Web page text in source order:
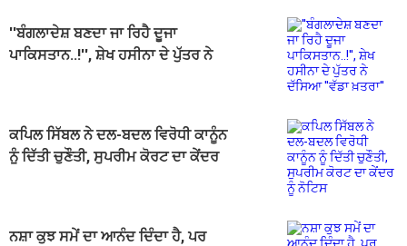
''ਬੰਗਲਾਦੇਸ਼ ਬਣਦਾ ਜਾ ਰਿਹੈ ਦੂਜਾ
ਪਾਕਿਸਤਾਨ..!'', ਸ਼ੇਖ ਹਸੀਨਾ ਦੇ ਪੁੱਤਰ ਨੇ
ਕਪਿਲ ਸਿੱਬਲ ਨੇ ਦਲ-ਬਦਲ ਵਿਰੋਧੀ ਕਾਨੂੰਨ
ਨੂੰ ਦਿੱਤੀ ਚੁਣੌਤੀ, ਸੁਪਰੀਮ ਕੋਰਟ ਦਾ ਕੇਂਦਰ
ਨਸ਼ਾ ਕੁਝ ਸਮੇਂ ਦਾ ਆਨੰਦ ਦਿੰਦਾ ਹੈ, ਪਰ